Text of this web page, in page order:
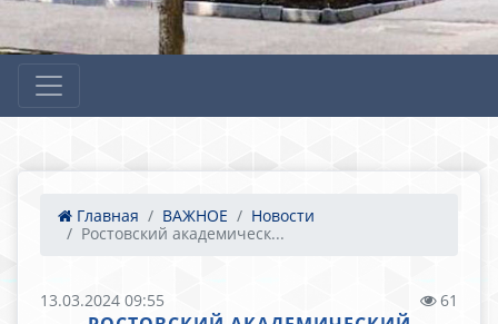
Главная ВАЖНОЕ
Новости
Ростовский академическ...
13.03.2024 09:55 61